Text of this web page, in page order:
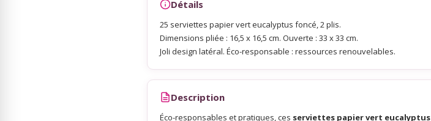
Détails
25 serviettes papier vert eucalyptus foncé, 2 plis.
Dimensions pliée : 16,5 x 16,5 cm. Ouverte : 33 x 33 cm.
Joli design latéral. Éco-responsable : ressources renouvelables.
Description
Éco-responsables et pratiques, ces serviettes papier vert eucalyptus